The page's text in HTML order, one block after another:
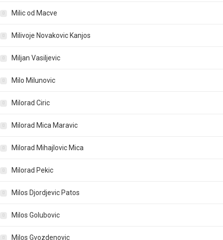
Milic od Macve
Milivoje Novakovic Kanjos
Miljan Vasiljevic
Milo Milunovic
Milorad Ciric
Milorad Mica Maravic
Milorad Mihajlovic Mica
Milorad Pekic
Milos Djordjevic Patos
Milos Golubovic
Milos Gvozdenovic